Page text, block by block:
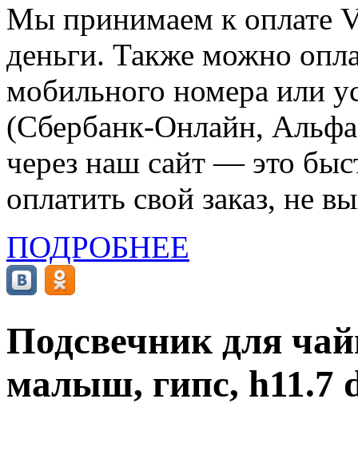
Мы принимаем к оплате
деньги. Также можно
мобильного номера или
(Сбербанк-Онлайн,
через наш сайт — это
оплатить свой заказ, не
ПОДРОБНЕЕ
Подсвечник для
малыш, гипс, h11.7